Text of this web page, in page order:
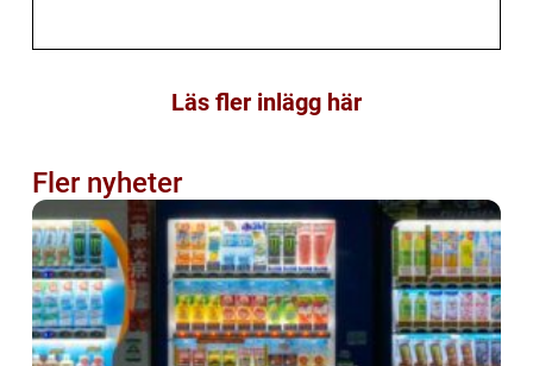
Läs fler inlägg här
Fler nyheter